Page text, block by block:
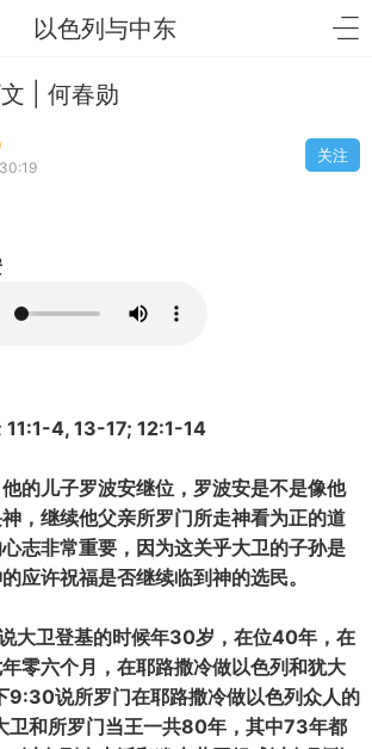
以色列与中东
| 何春勋
关注
11:1-4, 13-17; 12:1-14
的儿子罗波安继位，罗波安是不是像他
，继续他父亲所罗门所走神看为正的道
志非常重要，因为这关乎大卫的子孙是
应许祝福是否继续临到神的选民。
大卫登基的时候年30岁，在位40年，在
零六个月，在耶路撒冷做以色列和犹大
9:30说所罗门在耶路撒冷做以色列众人的
卫和所罗门当王一共80年，其中73年都